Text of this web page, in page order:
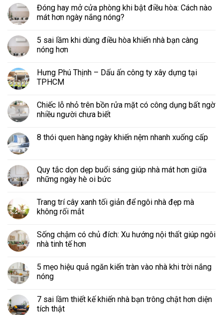
Đóng hay mở cửa phòng khi bật điều hòa: Cách nào
mát hơn ngày nắng nóng?
5 sai lầm khi dùng điều hòa khiến nhà bạn càng
nóng hơn
Hưng Phú Thịnh – Dấu ấn công ty xây dựng tại
TPHCM
Chiếc lỗ nhỏ trên bồn rửa mặt có công dụng bất ngờ
nhiều người chưa biết
8 thói quen hàng ngày khiến nệm nhanh xuống cấp
Quy tắc dọn dẹp buổi sáng giúp nhà mát hơn giữa
những ngày hè oi bức
Trang trí cây xanh tối giản để ngôi nhà đẹp mà
không rối mắt
Sống chậm có chủ đích: Xu hướng nội thất giúp ngôi
nhà tinh tế hơn
5 mẹo hiệu quả ngăn kiến tràn vào nhà khi trời nắng
nóng
7 sai lầm thiết kế khiến nhà bạn trông chật hơn diện
tích thật